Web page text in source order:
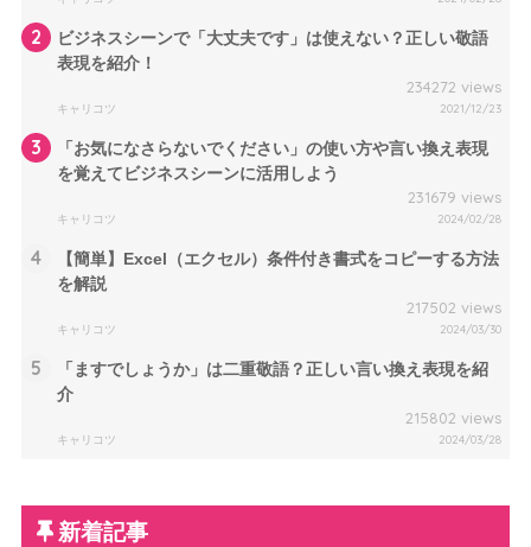
2
ビジネスシーンで「大丈夫です」は使えない？正しい敬語
表現を紹介！
234272 views
キャリコツ 2021/12/23
3
「お気になさらないでください」の使い方や言い換え表現
を覚えてビジネスシーンに活用しよう
231679 views
キャリコツ 2024/02/28
4
【簡単】Excel（エクセル）条件付き書式をコピーする方法
を解説
217502 views
キャリコツ 2024/03/30
5
「ますでしょうか」は二重敬語？正しい言い換え表現を紹
介
215802 views
キャリコツ 2024/03/28
新着記事